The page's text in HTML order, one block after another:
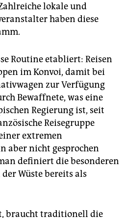
lokale und
haben diese
Routine etabliert: Reisen
im Konvoi, damit bei
zur Verfügung
Bewaffnete, was eine
Regierung ist, seit
Reisegruppe
extremen
aber nicht gesprochen
definiert die besonderen
Wüste bereits als
braucht traditionell die